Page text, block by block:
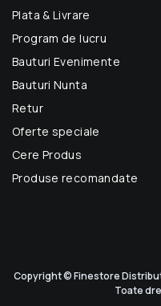
Plata & Livrare
Program de lucru
Bauturi Evenimente
Bauturi Nunta
Retur
Oferte speciale
Cere Produs
Produse recomandate
Copyright © Finestore
Toate